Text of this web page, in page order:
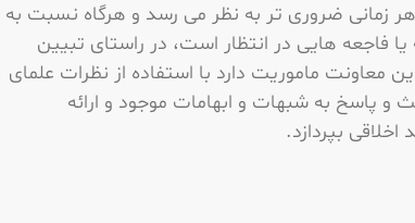
هر زمانى ضرورى تر به نظر مى رسد و هرگاه نسبت به
فاجعه هایى در انتظار است، در راستای تبیین
معاونت ماموریت دارد با استفاده از نظرات علمای
و پاسخ به شبهات و ابهامات موجود و ارائه
بپردازد.